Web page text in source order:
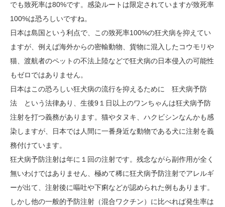
でも致死率は80%です。感染ルートは限定されていますが致死率
100%は恐ろしいですね。
日本は島国という利点で、この致死率100%の狂犬病を抑えてい
ますが、例えば海外からの密輸動物、貨物に混入したコウモリや
猫、渡航者のペットの不法上陸などで狂犬病の日本侵入の可能性
もゼロではありません。
日本はこの恐ろしい狂犬病の流行を抑えるために 狂犬病予防
法 という法律あり、生後9１日以上のワンちゃんは狂犬病予防
注射を打つ義務があります。猫やタヌキ、ハクビシンなんかも感
染しますが、日本では人間に一番身近な動物である犬に注射を義
務付けています。
狂犬病予防注射は年に１回の注射です。残念ながら副作用が全く
無いわけではありません、極めて稀に狂犬病予防注射でアレルギ
ーが出て、注射後に嘔吐や下痢などが認められた例もあります。
しかし他の一般的予防注射（混合ワクチン）に比べれば発生率は